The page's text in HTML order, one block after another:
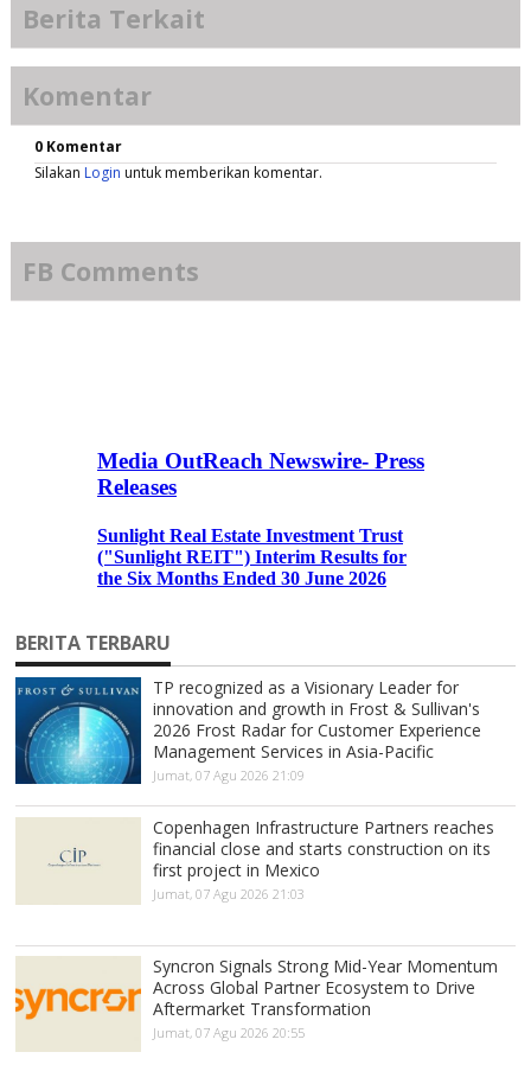
Berita Terkait
Komentar
0 Komentar
Silakan Login untuk memberikan komentar.
FB Comments
BERITA TERBARU
TP recognized as a Visionary Leader for
innovation and growth in Frost & Sullivan's
2026 Frost Radar for Customer Experience
Management Services in Asia-Pacific
Jumat, 07 Agu 2026 21:09
Copenhagen Infrastructure Partners reaches
financial close and starts construction on its
first project in Mexico
Jumat, 07 Agu 2026 21:03
Syncron Signals Strong Mid-Year Momentum
Across Global Partner Ecosystem to Drive
Aftermarket Transformation
Jumat, 07 Agu 2026 20:55